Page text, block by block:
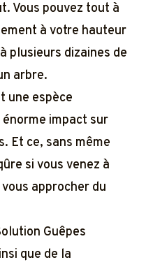
Vous pouvez tout à
à votre hauteur
plusieurs dizaines de
arbre.
une espèce
impact sur
Et ce, sans même
si vous venez à
approcher du
Guêpes
que de la